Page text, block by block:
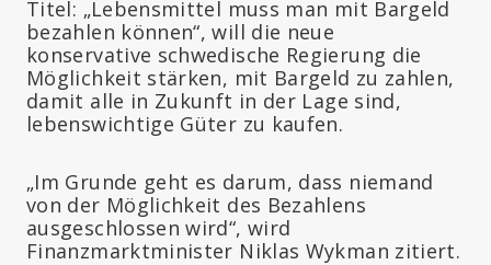
Titel: „Lebensmittel muss man mit Bargeld
bezahlen können“, will die neue
konservative schwedische Regierung die
Möglichkeit stärken, mit Bargeld zu zahlen,
damit alle in Zukunft in der Lage sind,
lebenswichtige Güter zu kaufen.
„Im Grunde geht es darum, dass niemand
von der Möglichkeit des Bezahlens
ausgeschlossen wird“, wird
Finanzmarktminister Niklas Wykman zitiert.